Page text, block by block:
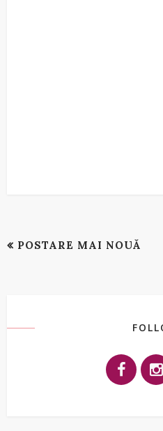
POSTARE MAI NOUĂ